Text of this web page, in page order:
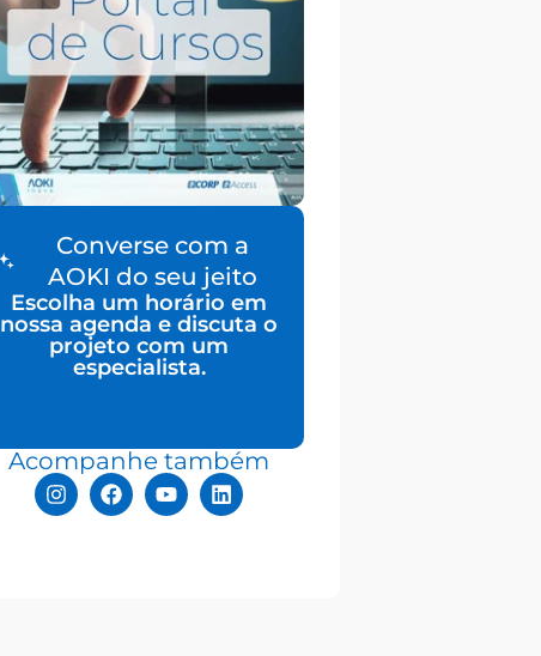
Converse com a
AOKI do seu jeito
Escolha um horário em
nossa agenda e discuta o
projeto com um
especialista.
Acompanhe também